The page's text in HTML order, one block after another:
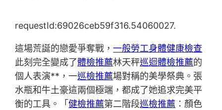
requestId:69026ceb59f316.54060027.
這場荒誕的戀愛爭奪戰，一般勞工身體健康檢查
此刻完全變成了體檢推薦林天秤巡迴體檢推薦的
個人表演**，一巡檢推薦場對稱的美學祭典。張
水瓶和牛土豪這兩個極端，都成了她追求完美平
衡的工具。「健檢推薦第二階段巡檢推薦 ：顏色